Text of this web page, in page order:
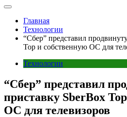
Главная
Технологии
“Сбер” представил
Top и собственную ОС для
Технологии
“Сбер” представил
приставку SberBox
ОС для телевизоров